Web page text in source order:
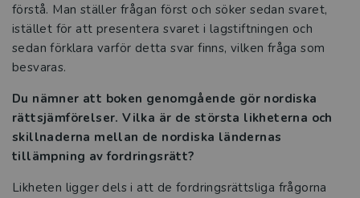
förstå. Man ställer frågan först och söker sedan svaret,
istället för att presentera svaret i lagstiftningen och
sedan förklara varför detta svar finns, vilken fråga som
besvaras.
Du nämner att boken genomgående gör nordiska
rättsjämförelser. Vilka är de största likheterna och
skillnaderna mellan de nordiska ländernas
tillämpning av fordringsrätt?
Likheten ligger dels i att de fordringsrättsliga frågorna